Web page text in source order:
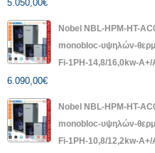
5.050,00€
Nobel NBL-HPM-HT-
monobloc-υψηλών-
Fi-1PH-14,8/16,0kw-A+/
6.090,00€
Nobel NBL-HPM-HT-
monobloc-υψηλών-
Fi-1PH-10,8/12,2kw-A+/